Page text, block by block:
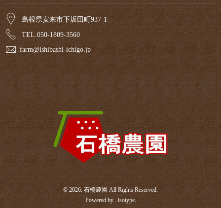
島根県安来市下坂田町937-1
TEL.050-1809-3560
farm@ishibashi-ichigo.jp
© 2026. 石橋農園 All Rights Reserved.
Powered by . isotype.